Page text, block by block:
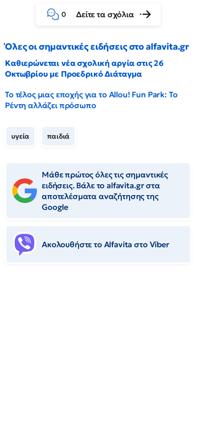
0 Δείτε τα σχόλια
Όλες οι σημαντικές ειδήσεις στο alfavita.gr
Καθιερώνεται νέα σχολική αργία στις 26
Οκτωβρίου με Προεδρικό Διάταγμα
Το τέλος μιας εποχής για το Allou! Fun Park: Το
Ρέντη αλλάζει πρόσωπο
υγεία παιδιά
Μάθε πρώτος όλες τις σημαντικές
ειδήσεις. Βάλε το alfavita.gr στα
αποτελέσματα αναζήτησης της
Google
Ακολουθήστε το Αlfavita στο Viber